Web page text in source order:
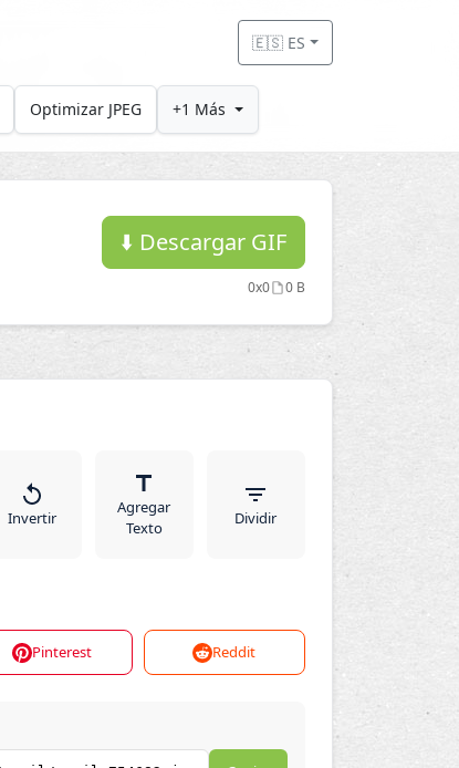
🇪🇸 ES
Optimizar JPEG +1 Más
⬇️ Descargar GIF
0x0 0 B
Invertir
Agregar
Texto
Dividir
Pinterest Reddit